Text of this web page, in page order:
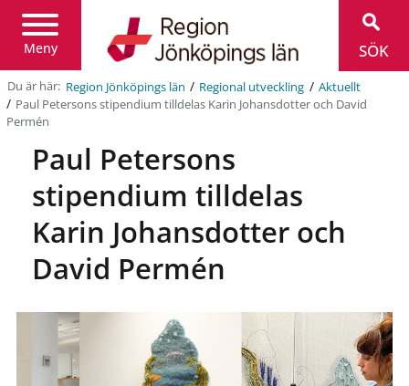
Meny
Jönköpings
län
SÖK
Du är här: Region Jönköpings län / Regional utveckling / Aktuellt
/ Paul Petersons stipendium tilldelas Karin Johansdotter och David
Permén
Paul Petersons
stipendium tilldelas
Karin Johansdotter och
David Permén